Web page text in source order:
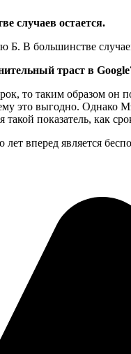
случаев остается.
Б. В большинстве
траст в
то таким образом
это выгодно. Однако
показатель, как
вперед является